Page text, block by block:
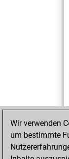
Wir verwenden
um bestimmte